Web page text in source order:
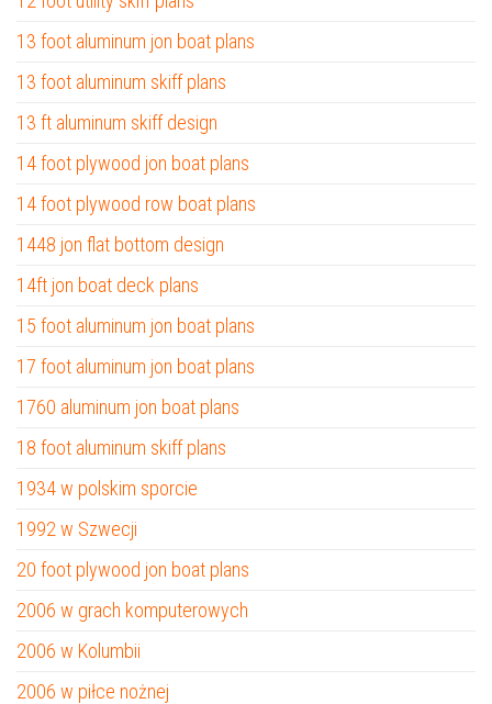
13 foot aluminum jon boat plans
13 foot aluminum skiff plans
13 ft aluminum skiff design
14 foot plywood jon boat plans
14 foot plywood row boat plans
1448 jon flat bottom design
14ft jon boat deck plans
15 foot aluminum jon boat plans
17 foot aluminum jon boat plans
1760 aluminum jon boat plans
18 foot aluminum skiff plans
1934 w polskim sporcie
1992 w Szwecji
20 foot plywood jon boat plans
2006 w grach komputerowych
2006 w Kolumbii
2006 w piłce nożnej